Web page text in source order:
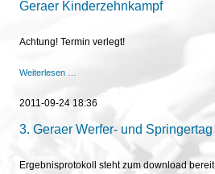
Geraer Kinderzehnkampf
Achtung! Termin verlegt!
Weiterlesen …
Kinderzehnkampf
2011-09-24 18:36
3. Geraer Werfer- und Springertag
Ergebnisprotokoll steht zum download bereit